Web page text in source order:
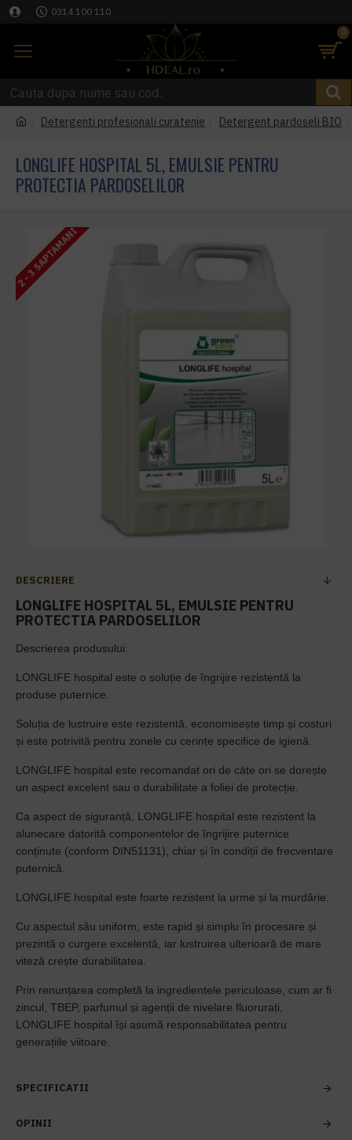
0314 100 110
0
Detergenti profesionali curatenie Detergent pardoseli BIO
LONGLIFE HOSPITAL 5L, EMULSIE PENTRU
PROTECTIA PARDOSELILOR
2 - 3 SAPTAMANI
DESCRIERE
LONGLIFE HOSPITAL 5L, EMULSIE PENTRU
PROTECTIA PARDOSELILOR
Descrierea produsului:
LONGLIFE hospital este o soluție de îngrijire rezistentă la
produse puternice.
Soluția de lustruire este rezistentă, economisește timp și costuri
și este potrivită pentru zonele cu cerințe specifice de igienă.
LONGLIFE hospital este recomandat ori de câte ori se dorește
un aspect excelent sau o durabilitate a foliei de protecție.
Ca aspect de siguranță, LONGLIFE hospital este rezistent la
alunecare datorită componentelor de îngrijire puternice
conținute (conform DIN51131), chiar și în condiții de frecventare
puternică.
LONGLIFE hospital este foarte rezistent la urme și la murdărie.
Cu aspectul său uniform, este rapid și simplu în procesare și
prezintă o curgere excelentă, iar lustruirea ulterioară de mare
viteză crește durabilitatea.
Prin renunțarea completă la ingredientele periculoase, cum ar fi
zincul, TBEP, parfumul și agenții de nivelare fluorurați,
LONGLIFE hospital își asumă responsabilitatea pentru
generațiile viitoare.
SPECIFICATII
OPINII